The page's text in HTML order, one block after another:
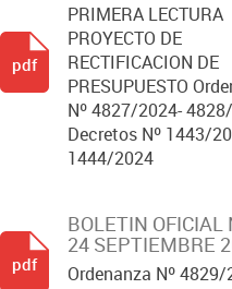
PRIMERA LECTURA
PROYECTO DE
RECTIFICACION DE
PRESUPUESTO
Nº 4827/2024-
Decretos Nº 1443/
1444/2024
pdf
BOLETIN OFICIAL
24 SEPTIEMBRE
Ordenanza Nº
pdf